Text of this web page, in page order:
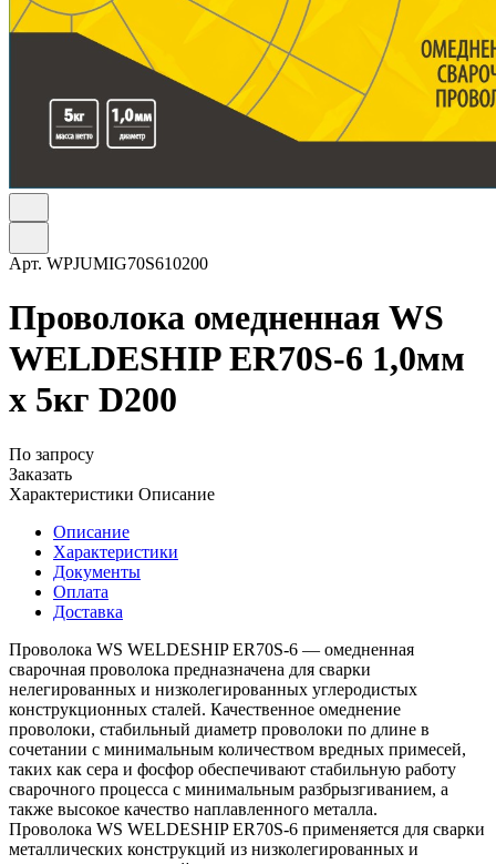
Арт. WPJUMIG70S610200
Проволока омедненная WS
WELDESHIP ER70S-6 1,0мм
х 5кг D200
По запросу
Заказать
Характеристики Описание
Описание
Характеристики
Документы
Оплата
Доставка
Проволока WS WELDESHIP ER70S-6 — омедненная
сварочная проволока предназначена для сварки
нелегированных и низколегированных углеродистых
конструкционных сталей. Качественное омеднение
проволоки, стабильный диаметр проволоки по длине в
сочетании с минимальным количеством вредных примесей,
таких как сера и фосфор обеспечивают стабильную работу
сварочного процесса с минимальным разбрызгиванием, а
также высокое качество наплавленного металла.
Проволока WS WELDESHIP ER70S-6 применяется для сварки
металлических конструкций из низколегированных и